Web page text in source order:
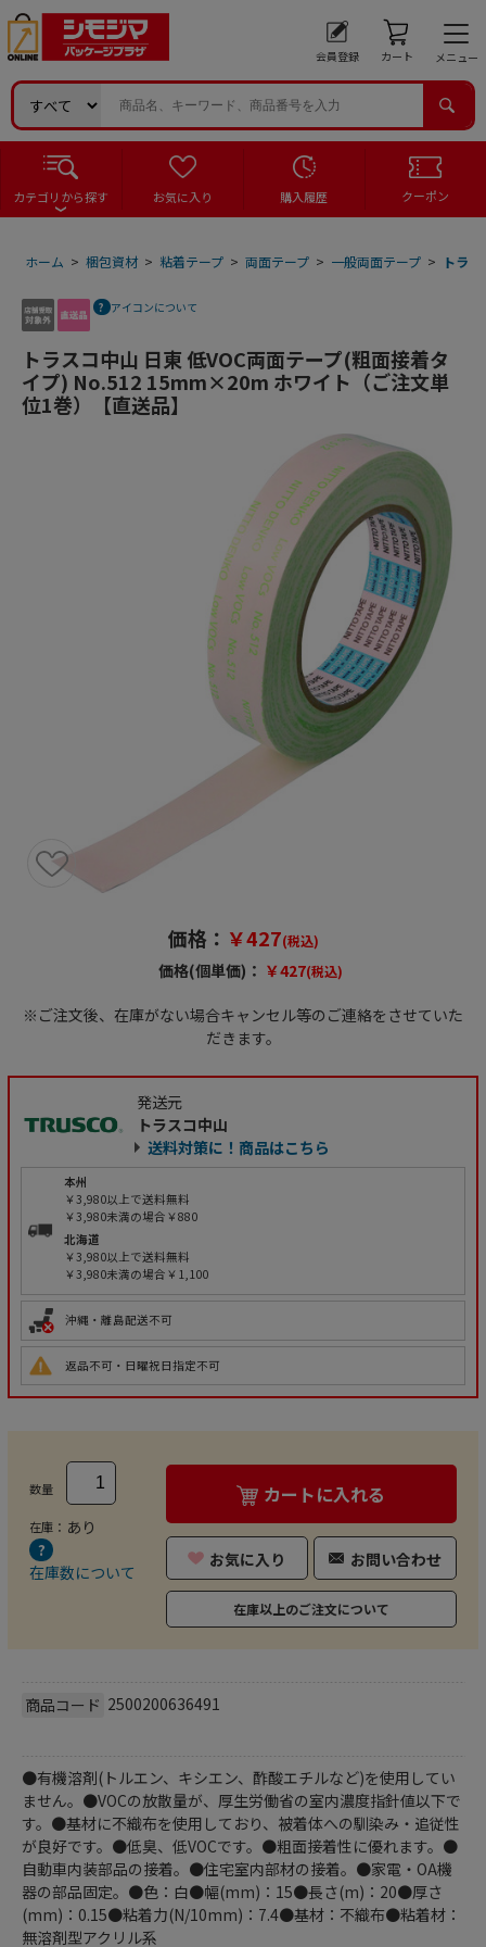
会員登録 カート メニュー
カテゴリから探す お気に入り 購入履歴 クーポン
ホーム > 梱包資材 > 粘着テープ > 両面テープ > 一般両面テープ > トラ
アイコンについて
トラスコ中山 日東 低VOC両面テープ(粗面接着タ
イプ) No.512 15mm×20m ホワイト（ご注文単
位1巻）【直送品】
価格： ￥427(税込)
価格(個単価)： ￥427(税込)
※ご注文後、在庫がない場合キャンセル等のご連絡をさせていた
だきます。
発送元
トラスコ中山
送料対策に！商品はこちら
本州
￥3,980以上で送料無料
￥3,980未満の場合￥880
北海道
￥3,980以上で送料無料
￥3,980未満の場合￥1,100
沖縄・離島配送不可
返品不可・日曜祝日指定不可
数量
在庫： あり
在庫数について
カートに入れる
お気に入り お問い合わせ
在庫以上のご注文について
商品コード 2500200636491
●有機溶剤(トルエン、キシエン、酢酸エチルなど)を使用してい
ません。●VOCの放散量が、厚生労働省の室内濃度指針値以下で
す。●基材に不織布を使用しており、被着体への馴染み・追従性
が良好です。●低臭、低VOCです。●粗面接着性に優れます。●
自動車内装部品の接着。●住宅室内部材の接着。●家電・OA機
器の部品固定。●色：白●幅(mm)：15●長さ(m)：20●厚さ
(mm)：0.15●粘着力(N/10mm)：7.4●基材：不織布●粘着材：
無溶剤型アクリル系